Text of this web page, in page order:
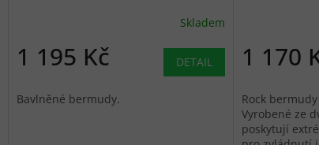
Skladem
1 195 Kč DETAIL
Bavlněné bermudy.
1 170
Rock
Vyrobené ze
poskytují